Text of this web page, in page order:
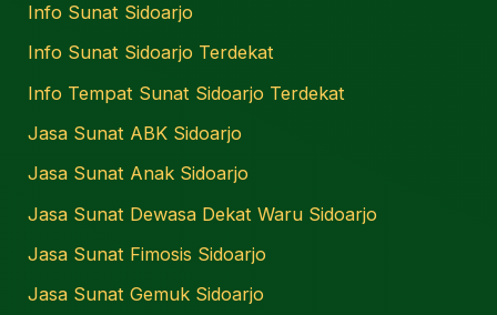
Info Sunat Sidoarjo
Info Sunat Sidoarjo Terdekat
Info Tempat Sunat Sidoarjo Terdekat
Jasa Sunat ABK Sidoarjo
Jasa Sunat Anak Sidoarjo
Jasa Sunat Dewasa Dekat Waru Sidoarjo
Jasa Sunat Fimosis Sidoarjo
Jasa Sunat Gemuk Sidoarjo